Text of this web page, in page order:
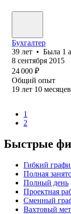
Бухгалтер
39 лет • Была 1
8 сентября 2015
24 000 ₽
Общий опыт
19 лет 10 месяцев
1
2
Быстрые
Гибкий
Полная
Полный день
Проектная
Сменный
Вахтовый